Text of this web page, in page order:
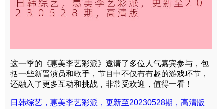
这一季的《惠美李艺彩派》邀请了多位人气嘉宾参与，包
括一些新晋演员和歌手，节目中不仅有有趣的游戏环节，
还融入了更多互动和挑战，非常受欢迎，值得一看！
日韩综艺，惠美李艺彩派，更新至20230528期，高清版